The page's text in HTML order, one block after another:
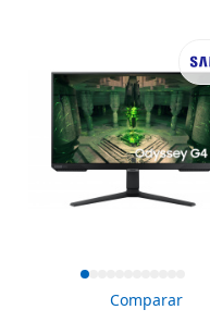
Comparar